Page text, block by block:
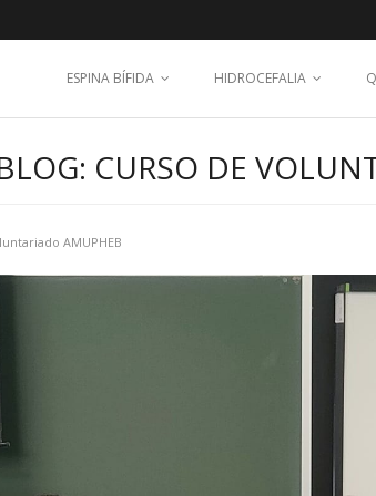
ESPINA BÍFIDA HIDROCEFALIA
CURSO DE
AMUPHEB